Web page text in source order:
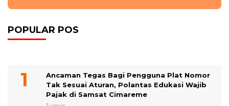
POPULAR POS
Ancaman Tegas Bagi Pengguna Plat Nomor
Tak Sesuai Aturan, Polantas Edukasi Wajib
Pajak di Samsat Cimareme